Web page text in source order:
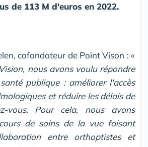
de 113 M d'euros en 2022.
cofondateur de Point Vison : «
nous avons voulu répondre
publique : améliorer l'accès
et réduire les délais de
vous. Pour cela, nous avons
de soins de la vue faisant
entre orthoptistes et